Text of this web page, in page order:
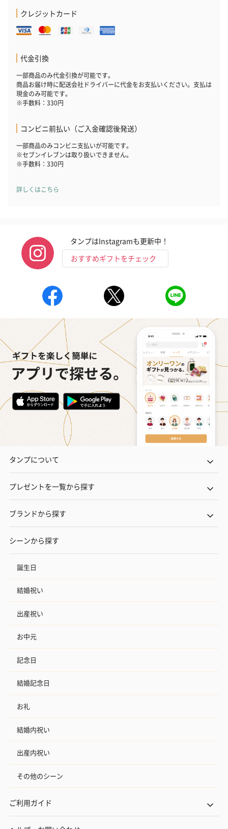
クレジットカード
代金引換
一部商品のみ代金引換が可能です。
商品お届け時に配送会社ドライバーに代金をお支払いください。支払は
現金のみ可能です。
※手数料：330円
コンビニ前払い（ご入金確認後発送）
一部商品のみコンビニ支払いが可能です。
※セブンイレブンは取り扱いできません。
※手数料：330円
詳しくはこちら
タンプはInstagramも更新中！
おすすめギフトをチェック
タンプについて
プレゼントを一覧から探す
ブランドから探す
シーンから探す
誕生日
結婚祝い
出産祝い
お中元
記念日
結婚記念日
お礼
結婚内祝い
出産内祝い
その他のシーン
ご利用ガイド